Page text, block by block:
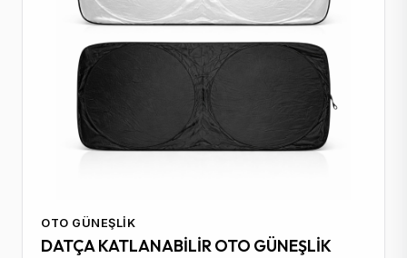
OTO GÜNEŞLIK
DATÇA KATLANABİLİR OTO GÜNEŞLİK